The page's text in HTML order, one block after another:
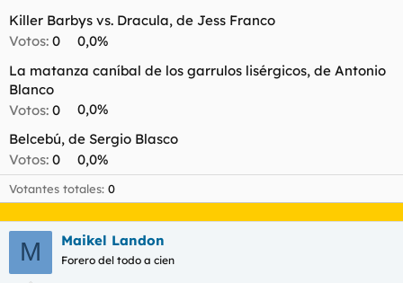
Killer Barbys vs. Dracula, de Jess Franco
Votos: 0
0,0%
La matanza caníbal de los garrulos lisérgicos, de Antonio
Blanco
Votos: 0
0,0%
Belcebú, de Sergio Blasco
Votos: 0 0,0%
Votantes totales 0
M Maikel Landon
Forero del todo a cien